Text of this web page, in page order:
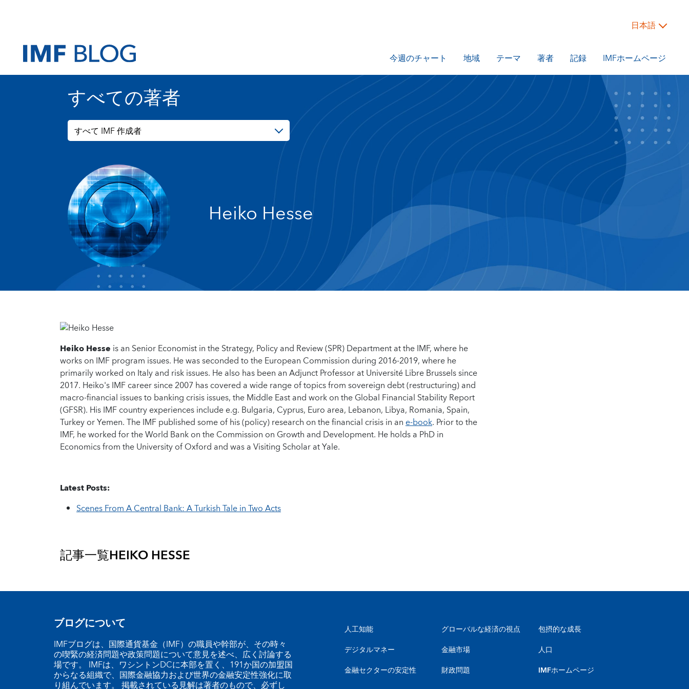
日本語
今週のチャート 地域 テーマ 著者 記録 IMFホームページ
すべての著者
すべて IMF 作成者
Heiko Hesse
Heiko Hesse is an Senior Economist in the Strategy, Policy and Review (SPR) Department at the IMF, where he
works on IMF program issues. He was seconded to the European Commission during 2016-2019, where he
primarily worked on Italy and risk issues. He also has been an Adjunct Professor at Université Libre Brussels since
2017. Heiko's IMF career since 2007 has covered a wide range of topics from sovereign debt (restructuring) and
macro-financial issues to banking crisis issues, the Middle East and work on the Global Financial Stability Report
(GFSR). His IMF country experiences include e.g. Bulgaria, Cyprus, Euro area, Lebanon, Libya, Romania, Spain,
Turkey or Yemen. The IMF published some of his (policy) research on the financial crisis in ane-book. Prior to the
IMF, he worked for the World Bank on the Commission on Growth and Development. He holds a PhD in
Economics from the University of Oxford and was a Visiting Scholar at Yale.
Latest Posts:
Scenes From A Central Bank: A Turkish Tale in Two Acts
記事一覧HEIKO HESSE
ブログについて
IMFブログは、国際通貨基金（IMF）の職員や幹部が、その時々
の喫緊の経済問題や政策問題について意見を述べ、広く討論する
場です。 IMFは、ワシントンDCに本部を置く、191か国の加盟国
からなる組織で、国際金融協力および世界の金融安定性強化に取
り組んでいます。 掲載されている見解は著者のもので、必ずし
人工知能
デジタルマネー
金融セクターの安定性
グローバルな経済の視点
金融市場
財政問題
包摂的な成長
人口
IMFホームページ